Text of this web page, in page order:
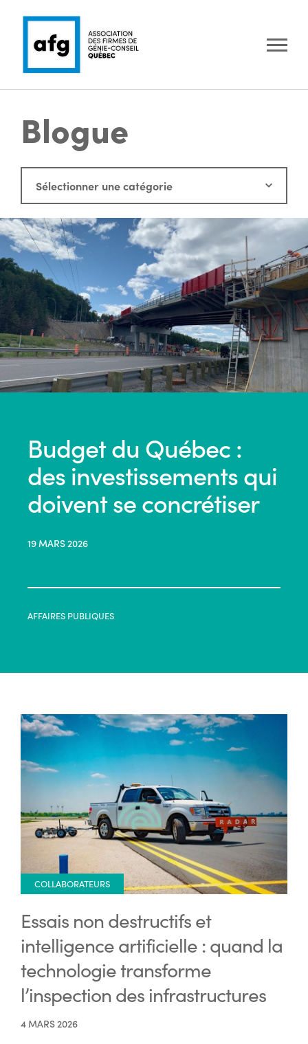
Blogue
Budget du Québec :
des investissements qui
doivent se concrétiser
19 MARS 2026
AFFAIRES PUBLIQUES
COLLABORATEURS
Essais non destructifs et
intelligence artificielle : quand la
technologie transforme
l’inspection des infrastructures
4 MARS 2026